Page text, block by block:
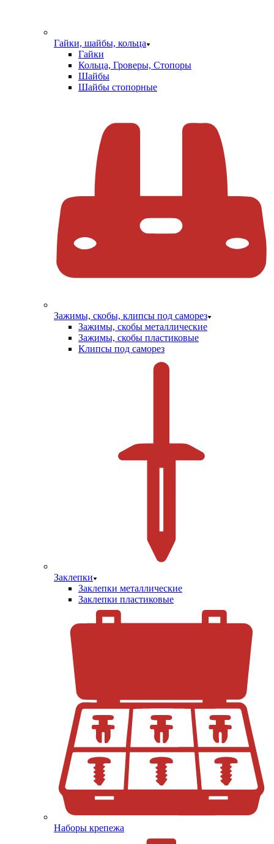
Гайки, шайбы, кольца
Гайки
Кольца, Гроверы, Стопоры
Шайбы
Шайбы стопорные
Зажимы, скобы, клипсы под саморез
Зажимы, скобы металлические
Зажимы, скобы пластиковые
Клипсы под саморез
Заклепки
Заклепки металлические
Заклепки пластиковые
Наборы крепежа